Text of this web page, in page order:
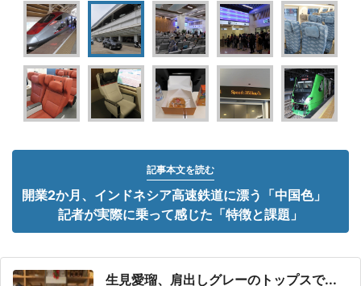
記事本文を読む
開業2か月、インドネシア高速鉄道に漂う「中国色」
記者が実際に乗って感じた「特徴と課題」
生見愛瑠、肩出しグレーのトップスで...